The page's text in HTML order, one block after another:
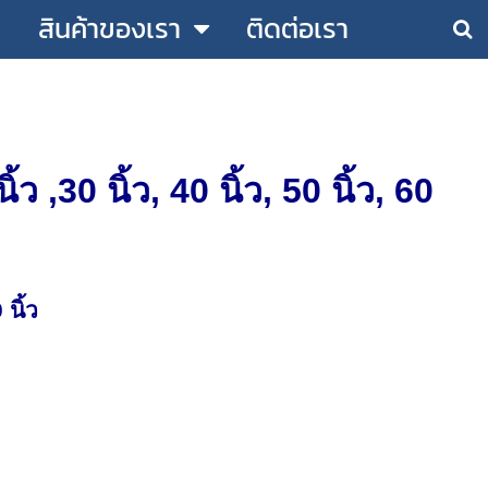
สินค้าของเรา ติดต่อเรา
,30 นิ้ว, 40 นิ้ว, 50 นิ้ว, 60
นิ้ว